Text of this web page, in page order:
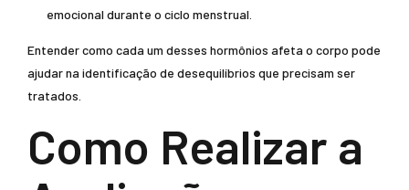
emocional durante o ciclo menstrual.
Entender como cada um desses hormônios afeta o corpo pode
ajudar na identificação de desequilíbrios que precisam ser
tratados.
Como Realizar a